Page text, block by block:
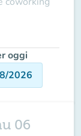
oggi
2026
06